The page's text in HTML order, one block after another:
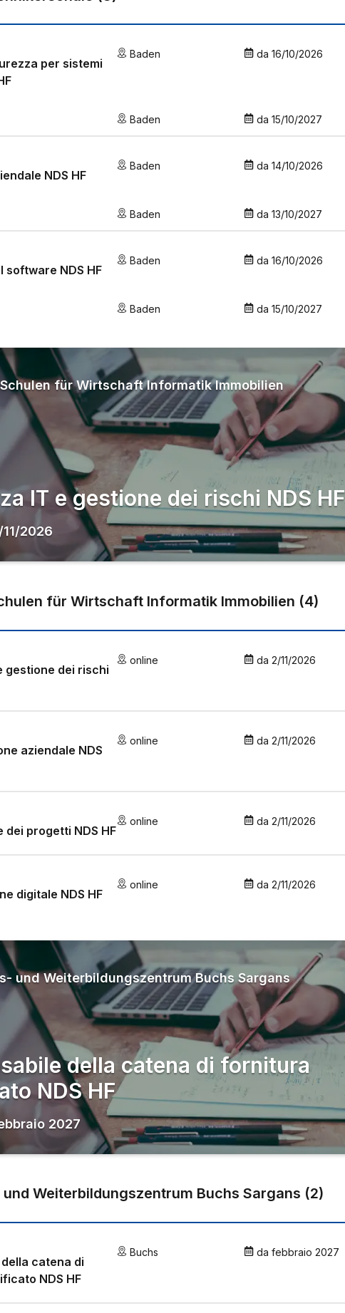
per sistemi
Baden da 16/10/2026
Baden da 15/10/2027
NDS HF
Baden da 14/10/2026
Baden da 13/10/2027
software NDS HF
Baden da 16/10/2026
Baden da 15/10/2027
Schulen für Wirtschaft Informatik Immobilien
IT e gestione dei rischi NDS HF
11/2026
für Wirtschaft Informatik Immobilien (4)
gestione dei rischi
online da 2/11/2026
aziendale NDS
online da 2/11/2026
dei progetti NDS HF
online da 2/11/2026
digitale NDS HF
online da 2/11/2026
und Weiterbildungszentrum Buchs Sargans
della catena di fornitura
NDS HF
2027
Weiterbildungszentrum Buchs Sargans (2)
catena di
NDS HF
Buchs da febbraio 2027